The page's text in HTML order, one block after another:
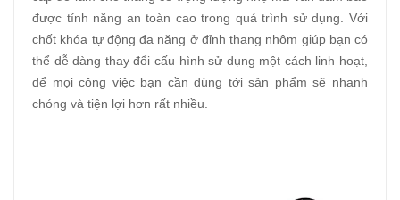
được tính năng an toàn cao trong quá trình sử dụng. Với
chốt khóa tự động đa năng ở đỉnh thang nhôm giúp bạn có
thể dễ dàng thay đổi cấu hình sử dụng một cách linh hoạt,
để mọi công việc bạn cần dùng tới sản phẩm sẽ nhanh
chóng và tiện lợi hơn rất nhiều.